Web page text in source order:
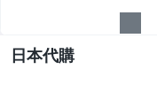
日本代購